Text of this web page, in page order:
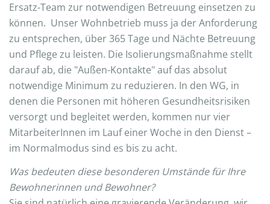
Ersatz-Team zur notwendigen Betreuung einsetzen zu
können. Unser Wohnbetrieb muss ja der Anforderung
zu entsprechen, über 365 Tage und Nächte Betreuung
und Pflege zu leisten. Die Isolierungsmaßnahme stellt
darauf ab, die "Außen-Kontakte" auf das absolut
notwendige Minimum zu reduzieren. In den WG, in
denen die Personen mit höheren Gesundheitsrisiken
versorgt und begleitet werden, kommen nur vier
MitarbeiterInnen im Lauf einer Woche in den Dienst –
im Normalmodus sind es bis zu acht.
Was bedeuten diese besonderen Umstände für Ihre
Bewohnerinnen und Bewohner?